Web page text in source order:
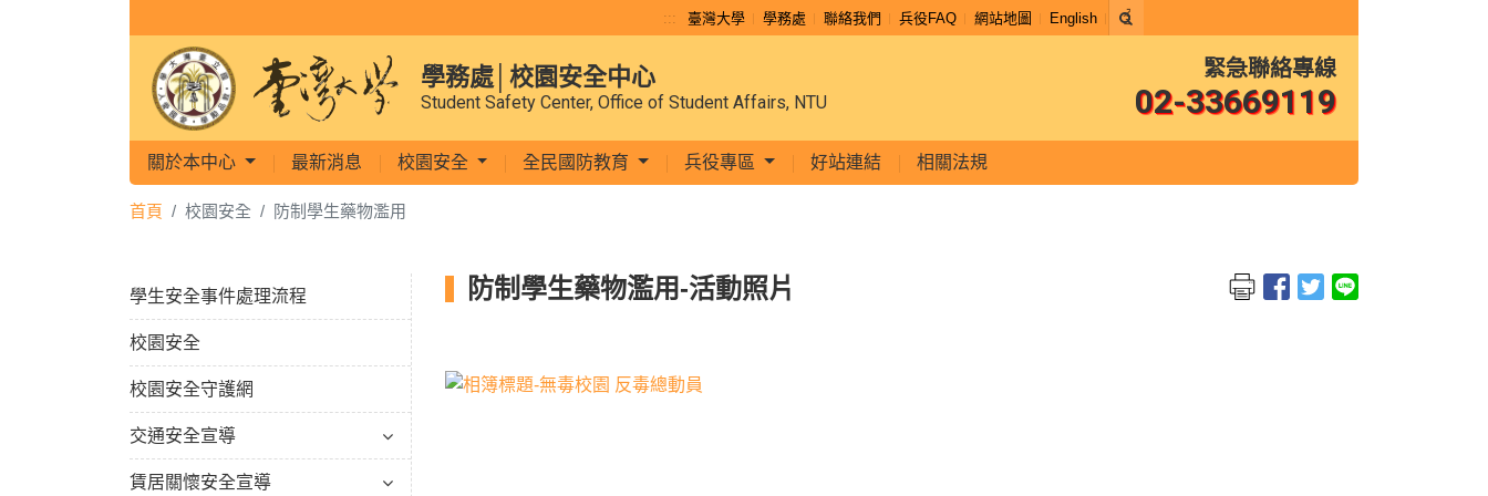
::: 臺灣大學 學務處 聯絡我們 兵役FAQ 網站地圖 English
學務處│校園安全中心
Student Safety Center, Office of Student Affairs, NTU
緊急聯絡專線
02-33669119
關於本中心 最新消息 校園安全 全民國防教育 兵役專區 好站連結 相關法規
首頁 校園安全 防制學生藥物濫用
學生安全事件處理流程
校園安全
校園安全守護網
交通安全宣導
賃居關懷安全宣導
防制學生藥物濫用-活動照片